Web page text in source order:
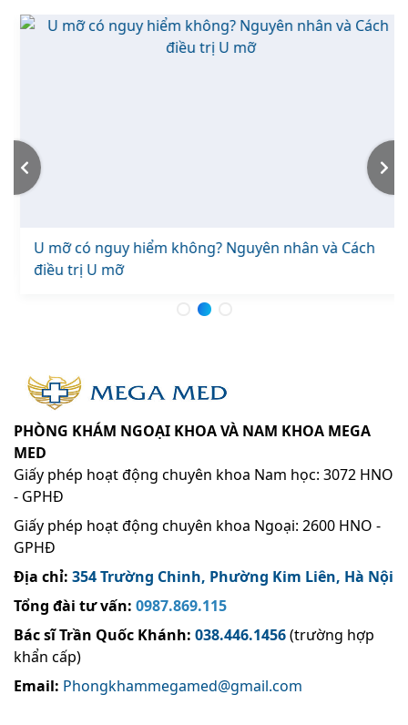
U mỡ có nguy hiểm không? Nguyên nhân và Cách
điều trị U mỡ
PHÒNG KHÁM NGOẠI KHOA VÀ NAM KHOA MEGA
MED
Giấy phép hoạt động chuyên khoa Nam học: 3072 HNO
- GPHĐ
Giấy phép hoạt động chuyên khoa Ngoại: 2600 HNO -
GPHĐ
Địa chỉ: 354 Trường Chinh, Phường Kim Liên, Hà Nội
Tổng đài tư vấn: 0987.869.115
Bác sĩ Trần Quốc Khánh: 038.446.1456(trường hợp
khẩn cấp)
Email: Phongkhammegamed@gmail.com